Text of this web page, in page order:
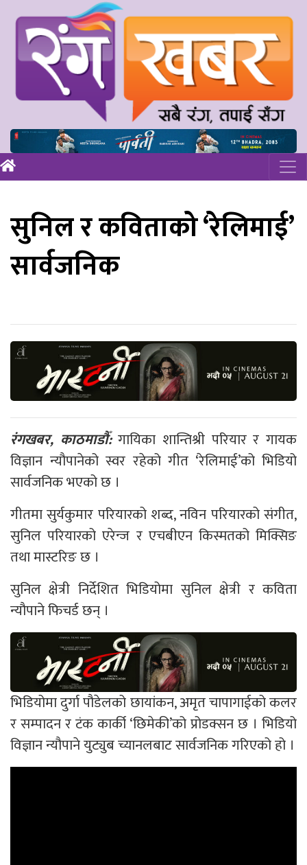
सुनिल र कविताको ‘रेलिमाई’
सार्वजनिक
रंगखबर, काठमाडौँ: गायिका शान्तिश्री परियार र गायक
विज्ञान न्यौपानेको स्वर रहेको गीत ‘रेलिमाई’को भिडियो
सार्वजनिक भएको छ ।
गीतमा सुर्यकुमार परियारको शब्द, नविन परियारको संगीत,
सुनिल परियारको एरेन्ज र एचबीएन किस्मतको मिक्सिङ
तथा मास्टरिङ छ ।
सुनिल क्षेत्री निर्देशित भिडियोमा सुनिल क्षेत्री र कविता
न्यौपाने फिचर्ड छन् ।
भिडियोमा दुर्गा पौडेलको छायांकन, अमृत चापागाईको कलर
र सम्पादन र टंक कार्की ‘छिमेकी’को प्रोडक्सन छ । भिडियो
विज्ञान न्यौपाने युट्युब च्यानलबाट सार्वजनिक गरिएको हो ।